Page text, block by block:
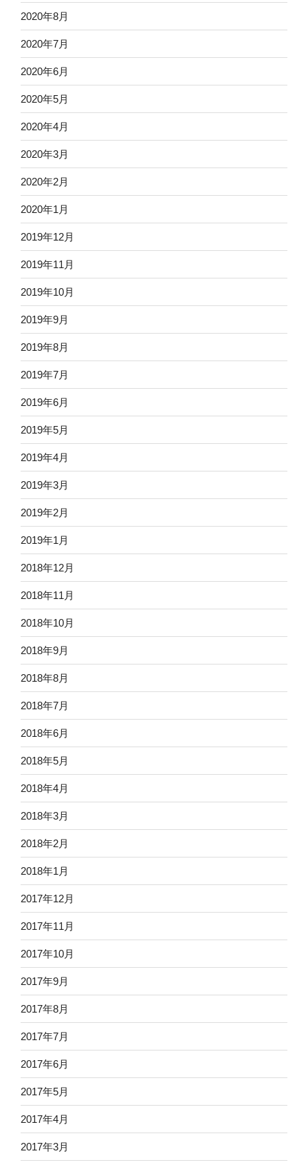
2020年8月
2020年7月
2020年6月
2020年5月
2020年4月
2020年3月
2020年2月
2020年1月
2019年12月
2019年11月
2019年10月
2019年9月
2019年8月
2019年7月
2019年6月
2019年5月
2019年4月
2019年3月
2019年2月
2019年1月
2018年12月
2018年11月
2018年10月
2018年9月
2018年8月
2018年7月
2018年6月
2018年5月
2018年4月
2018年3月
2018年2月
2018年1月
2017年12月
2017年11月
2017年10月
2017年9月
2017年8月
2017年7月
2017年6月
2017年5月
2017年4月
2017年3月